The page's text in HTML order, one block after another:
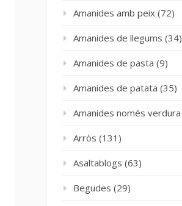
Amanides amb peix (72)
Amanides de llegums (34)
Amanides de pasta (9)
Amanides de patata (35)
Amanides només verdura
Arròs (131)
Asaltablogs (63)
Begudes (29)